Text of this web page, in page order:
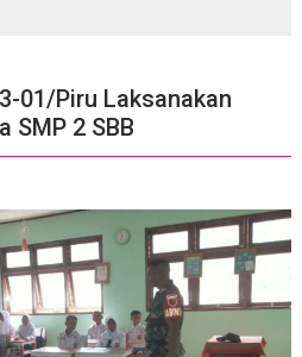
01/Piru Laksanakan
SMP 2 SBB